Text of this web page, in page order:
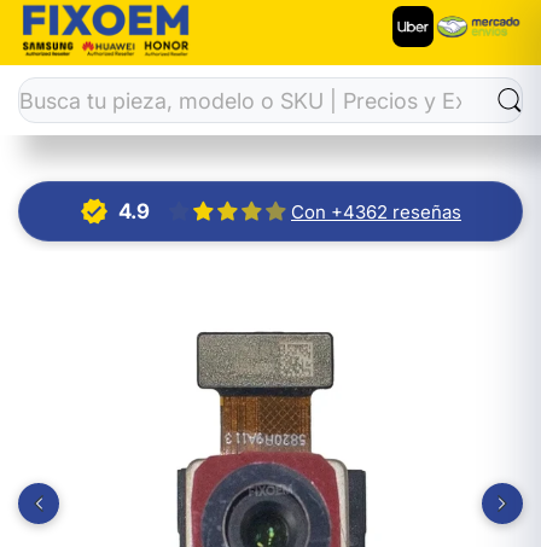
Inicio Cámaras Celulares Camara Trasera Huawei Y9S
4.9 Con +4362 reseñas